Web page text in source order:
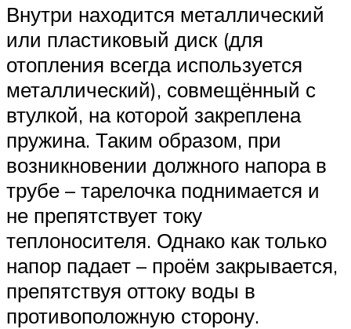
Внутри находится металлический
или пластиковый диск (для
отопления всегда используется
металлический), совмещённый с
втулкой, на которой закреплена
пружина. Таким образом, при
возникновении должного напора в
трубе – тарелочка поднимается и
не препятствует току
теплоносителя. Однако как только
напор падает – проём закрывается,
препятствуя оттоку воды в
противоположную сторону.